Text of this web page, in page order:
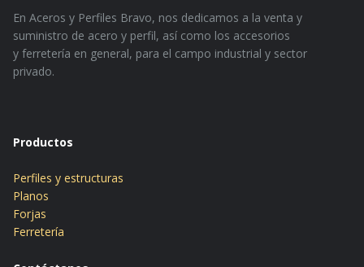
En Aceros y Perfiles Bravo, nos dedicamos a la venta y
suministro de acero y perfil, así como los accesorios
y ferretería en general, para el campo industrial y sector
privado.
Productos
Perfiles y estructuras
Planos
Forjas
Ferretería